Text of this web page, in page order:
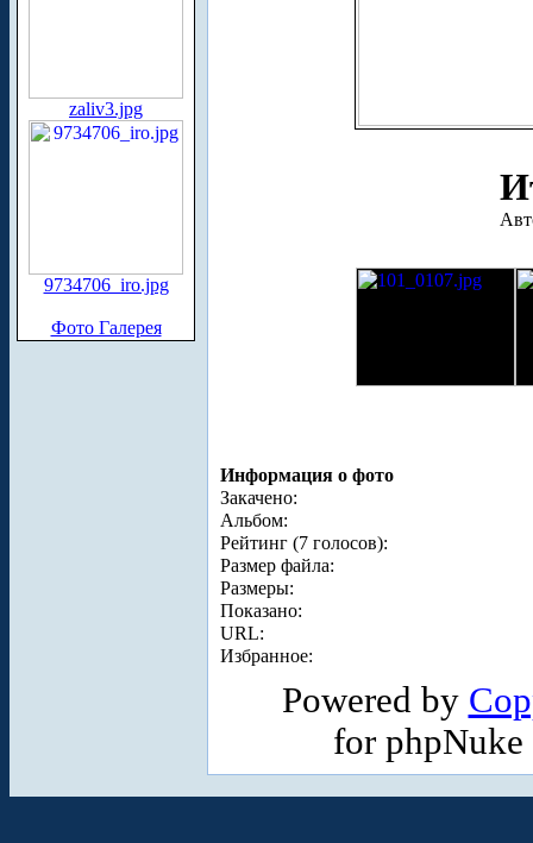
zaliv3.jpg
9734706_iro.jpg
Фото Галерея
Информация о фото
Закачено:
Альбом:
Рейтинг (7 голосов):
Размер файла:
Размеры:
Показано:
URL:
Избранное:
Powered by
for